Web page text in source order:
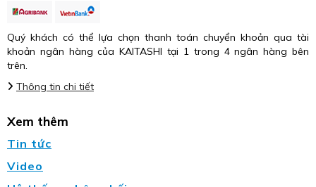
Quý khách có thể lựa chọn thanh toán chuyển khoản qua tài
khoản ngân hàng của KAITASHI tại 1 trong 4 ngân hàng bên
trên.
Thông tin chi tiết
Xem thêm
Tin tức
Video